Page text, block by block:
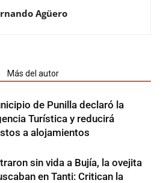
Agüero
Más del autor
de Punilla declaró la
Turística y reducirá
a alojamientos
sin vida a Bujía, la ovejita
en Tanti: Critican la